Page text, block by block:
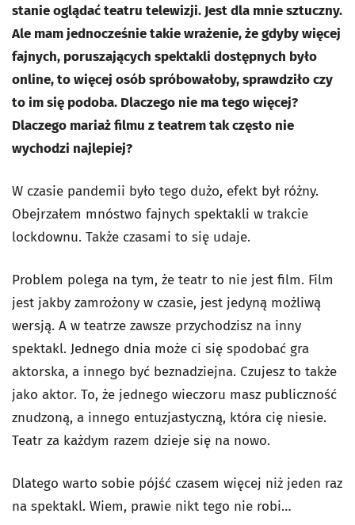
stanie oglądać teatru telewizji. Jest dla mnie sztuczny.
Ale mam jednocześnie takie wrażenie, że gdyby więcej
fajnych, poruszających spektakli dostępnych było
online, to więcej osób spróbowałoby, sprawdziło czy
to im się podoba. Dlaczego nie ma tego więcej?
Dlaczego mariaż filmu z teatrem tak często nie
wychodzi najlepiej?
W czasie pandemii było tego dużo, efekt był różny.
Obejrzałem mnóstwo fajnych spektakli w trakcie
lockdownu. Także czasami to się udaje.
Problem polega na tym, że teatr to nie jest film. Film
jest jakby zamrożony w czasie, jest jedyną możliwą
wersją. A w teatrze zawsze przychodzisz na inny
spektakl. Jednego dnia może ci się spodobać gra
aktorska, a innego być beznadziejna. Czujesz to także
jako aktor. To, że jednego wieczoru masz publiczność
znudzoną, a innego entuzjastyczną, która cię niesie.
Teatr za każdym razem dzieje się na nowo.
Dlatego warto sobie pójść czasem więcej niż jeden raz
na spektakl. Wiem, prawie nikt tego nie robi…